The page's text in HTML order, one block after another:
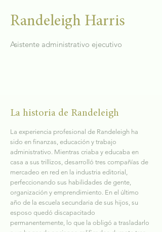
Randeleigh Harris
Asistente administrativo ejecutivo
La historia de Randeleigh
La experiencia profesional de Randeleigh ha
sido en finanzas, educación y trabajo
administrativo. Mientras criaba y educaba en
casa a sus trillizos, desarrolló tres compañías de
mercadeo en red en la industria editorial,
perfeccionando sus habilidades de gente,
organización y emprendimiento. En el último
año de la escuela secundaria de sus hijos, su
esposo quedó discapacitado
permanentemente, lo que la obligó a trasladarlo